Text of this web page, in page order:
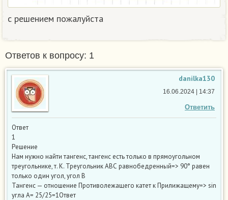
с решением пожалуйста
Ответов к вопросу: 1
danilka130
Ответить
16.06.2024 | 14:37
Ответ
1
Решение
Нам нужно найти тангенс, тангенс есть только в прямоугольном
треугольнике, т. К. Треугольник АВС равнобедренный=> 90° равен
только один угол, угол В
Тангенс — отношение Противолежащего катет к Прилижащему=> sin
угла А= 25/25=1Ответ